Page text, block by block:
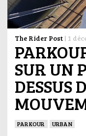
The Rider Post | 1
SUR UN
DESSUS
PARKOUR URBAN